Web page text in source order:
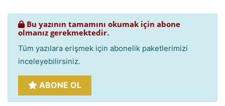
Bu yazının tamamını okumak için abone
olmanız gerekmektedir.
Tüm yazılara erişmek için abonelik paketlerimizi
inceleyebilirsiniz.
ABONE OL